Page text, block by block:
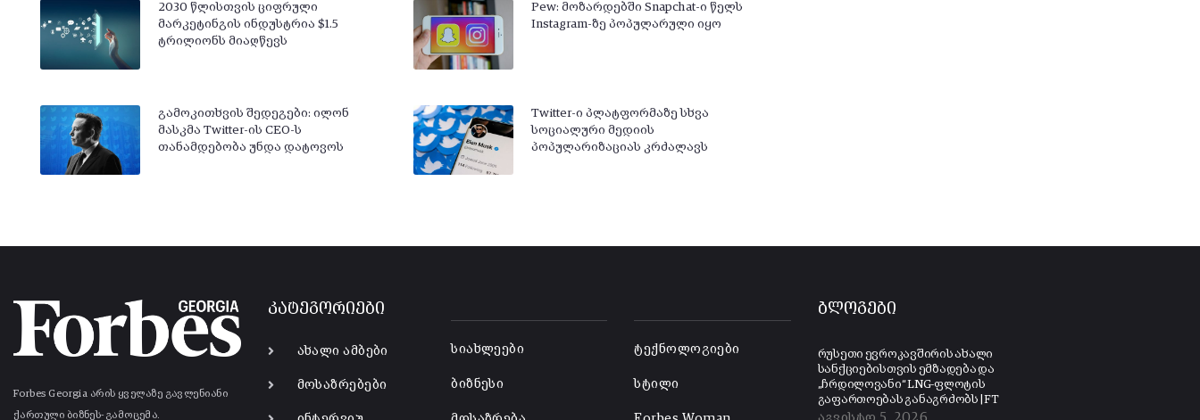
2030 წლისთვის ციფრული
მარკეტინგის ინდუსტრია $1.5
ტრილიონს მიაღწევს
Pew: მოზარდებში Snapchat-ი წელს
Instagram-ზე პოპულარული იყო
გამოკითხვის შედეგები: ილონ
მასკმა Twitter-ის CEO-ს
თანამდებობა უნდა დატოვოს
Twitter-ი პლატფორმაზე სხვა
სოციალური მედიის
პოპულარიზაციას კრძალავს
Forbes Georgia არის ყველაზე გავლენიანი
ქართული ბიზნეს-გამოცემა.
კატეგორიები
ახალი ამბები
მოსაზრებები
სიახლეები
ბიზნესი
ტექნოლოგიები
სტილი
ბლოგები
რუსეთი ევროკავშირის ახალი
სანქციებისთვის ემზადება და
„ჩრდილოვანი“ LNG-ფლოტის
გაფართოებას განაგრძობს | FT